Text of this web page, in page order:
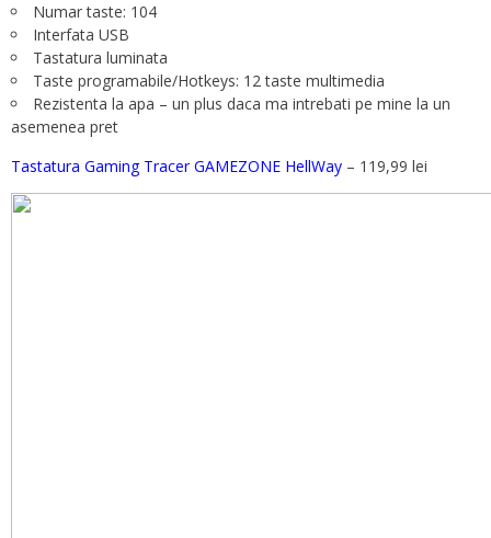
Numar taste: 104
Interfata USB
Tastatura luminata
Taste programabile/Hotkeys: 12 taste multimedia
Rezistenta la apa – un plus daca ma intrebati pe mine la un
asemenea pret
Tastatura Gaming Tracer GAMEZONE HellWay – 119,99 lei